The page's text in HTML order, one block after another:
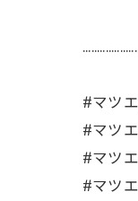
#マツ
#マツ
#マツ
#マツ